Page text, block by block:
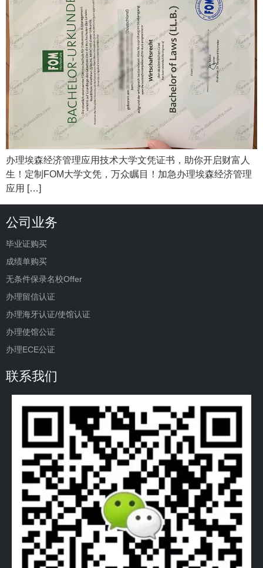
办理埃森经济管理应用技术大学文凭证书，助你开启财富人
生！定制FOM大学文凭，万众瞩目！加急办理埃森经济管理
应用 […]
公司业务
毕业证购买
成绩单购买
无条件保录名校Offer
办理留信认证
办理海牙认证/使馆认证
办理使馆公证
办理ECE公证
联系我们